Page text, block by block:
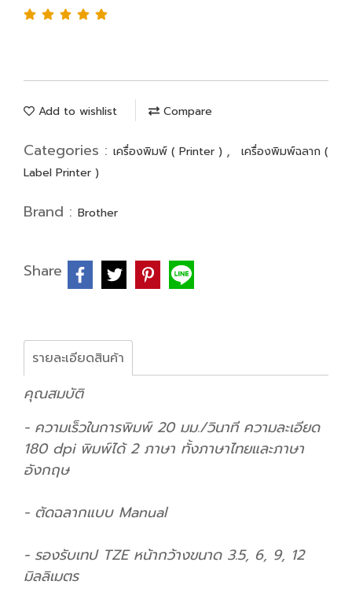
Add to wishlist Compare
Categories : เครื่องพิมพ์ ( Printer ) ,
เครื่องพิมพ์ฉลาก (
Label Printer )
Brand : Brother
Share
รายละเอียดสินค้า
คุณสมบัติ
- ความเร็วในการพิมพ์ 20 มม./วินาที ความละเอียด
180 dpi พิมพ์ได้ 2 ภาษา ทั้งภาษาไทยและภาษา
อังกฤษ
- ตัดฉลากแบบ Manual
- รองรับเทป TZE หน้ากว้างขนาด 3.5, 6, 9, 12
มิลลิเมตร